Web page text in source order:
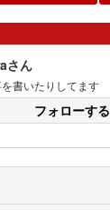
さん
書いたりしてます
フォローする